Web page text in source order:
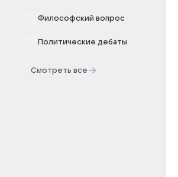
Философский вопрос
Политические дебаты
Смотреть все